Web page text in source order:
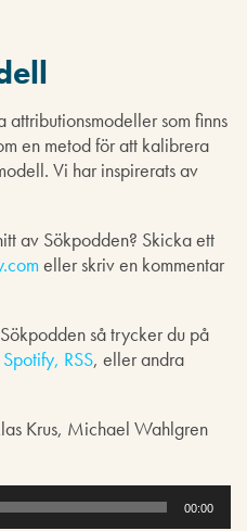
som finns
en metod för att kalibrera
Vi har inspirerats av
av Sökpodden? Skicka ett
eller skriv en kommentar
så trycker du på
Spotify, RSS, eller andra
Krus, Michael Wahlgren
00:00